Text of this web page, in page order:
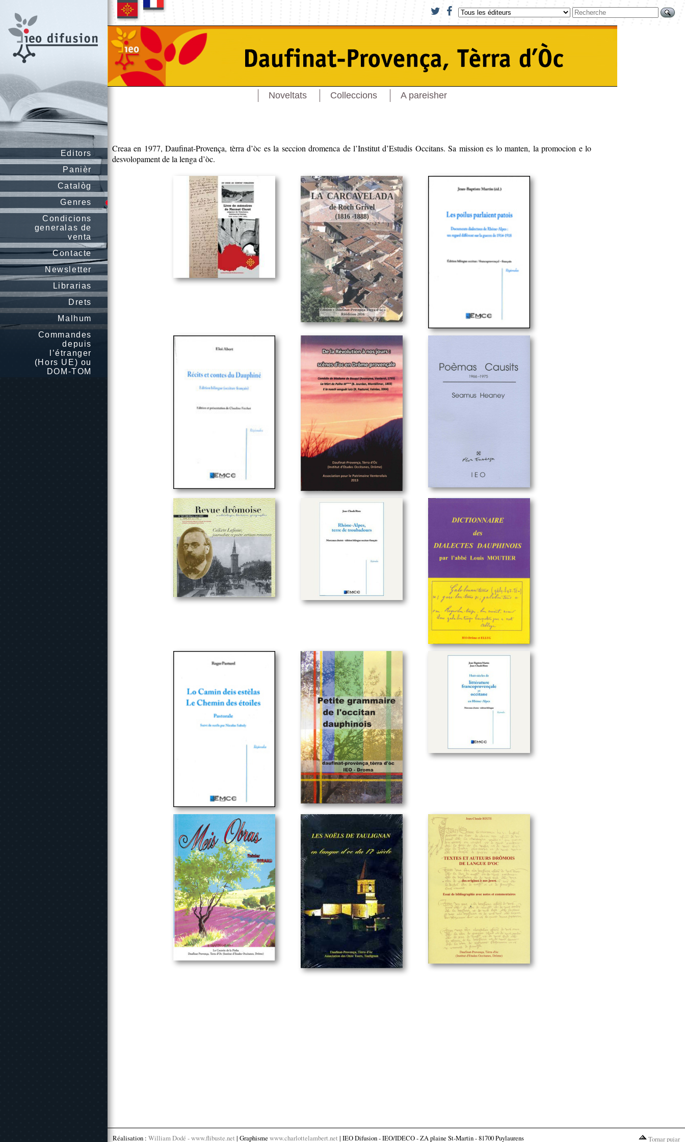
Editors
Panièr
Catalòg
Genres
Condicions
generalas de
venta
Contacte
Newsletter
Librarias
Drets
Malhum
Commandes
depuis
l’étranger
(Hors UE) ou
DOM-TOM
Noveltats Colleccions A pareisher
Creaa en 1977, Daufinat-Provença, tèrra d’òc es la seccion dromenca de l’Institut d’Estudis Occitans. Sa mission es lo manten, la promocion e lo
desvolopament de la lenga d’òc.
Réalisation : William Dodé - www.flibuste.net | Graphisme www.charlottelambert.net | IEO Difusion - IEO/IDECO - ZA plaine St-Martin - 81700 Puylaurens Tornar pujar